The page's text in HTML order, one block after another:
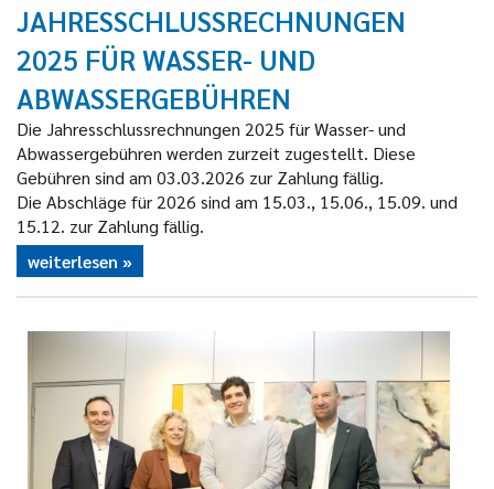
JAHRESSCHLUSSRECHNUNGEN
2025 FÜR WASSER- UND
ABWASSERGEBÜHREN
Die Jahresschlussrechnungen 2025 für Wasser- und
Abwassergebühren werden zurzeit zugestellt. Diese
Gebühren sind am 03.03.2026 zur Zahlung fällig.
Die Abschläge für 2026 sind am 15.03., 15.06., 15.09. und
15.12. zur Zahlung fällig.
weiterlesen